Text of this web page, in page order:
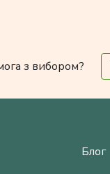
з вибором?
Блог